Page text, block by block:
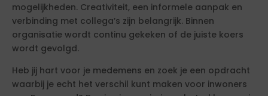
mogelijkheden. Creativiteit, een informele aanpak en
verbinding met collega’s zijn belangrijk. Binnen
organisatie wordt continu gekeken of de juiste koers
wordt gevolgd.
Heb jij hart voor je medemens en zoek je een opdracht
waarbij je echt het verschil kunt maken voor inwoners